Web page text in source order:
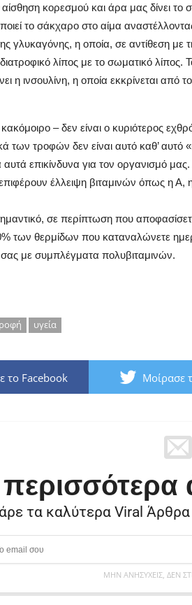
αίσθηση κορεσμού και άρα μας δίνει
το σάκχαρο στο αίμα
γλυκαγόνης, η οποία, σε αντίθεση με
λίπος με το σωματικό λίπος.
η ινσουλίνη, η οποία εκκρίνεται
– δεν είναι ο κυριότερος
των τροφών δεν είναι αυτό καθ’ αυτό
επικίνδυνα για τον οργανισμό μας.
έλλειψη βιταμινών όπως η
σε περίπτωση που
των θερμίδων που καταναλώνετε
με συμπλέγματα πολυβιταμινών.
υγεία
το Facebook Μοίρασε
τα καλύτερα Viral
ΜΗΝ ΑΝΗΣΥΧΕΊΣ, ΔΕΝ